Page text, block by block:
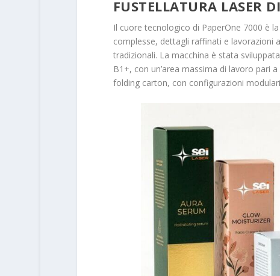
FUSTELLATURA LASER
Il cuore tecnologico di PaperOne 7000 è
complesse, dettagli raffinati e lavorazioni
tradizionali. La macchina è stata
B1+, con un’area massima di lavoro pari
folding carton, con configurazioni